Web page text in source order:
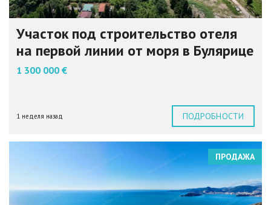
Участок под строительство отеля
на первой линии от моря в Булярице
1 300 000 €
1 неделя назад ПОДРОБНОСТИ
ПРОДАЖА